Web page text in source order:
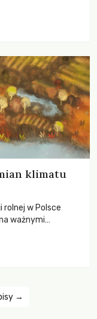
klimatu
w Polsce
ważnymi
to będzie
→